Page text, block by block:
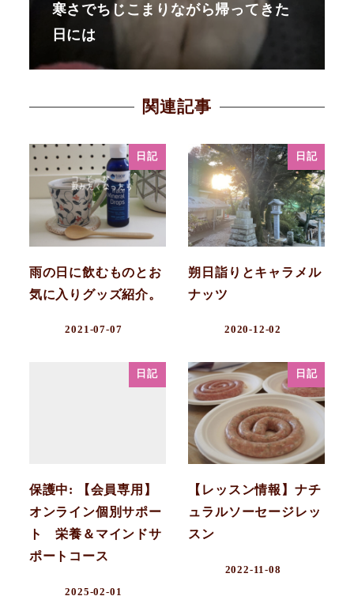
寒さでちじこまりながら帰ってきた
日には
関連記事
日記
雨の日に飲むものとお
気に入りグッズ紹介。
2021-07-07
日記
朔日詣りとキャラメル
ナッツ
2020-12-02
日記
保護中: 【会員専用】
オンライン個別サポー
ト 栄養＆マインドサ
ポートコース
2025-02-01
日記
【レッスン情報】ナチ
ュラルソーセージレッ
スン
2022-11-08